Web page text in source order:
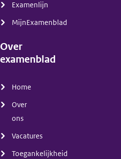
Examenlijn
MijnExamenblad
Over
examenblad
Home
Over
ons
Vacatures
Toegankelijkheid